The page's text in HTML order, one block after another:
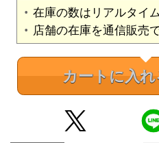
在庫の数はリアルタイ
店舗の在庫を通信販売
カートに入れ